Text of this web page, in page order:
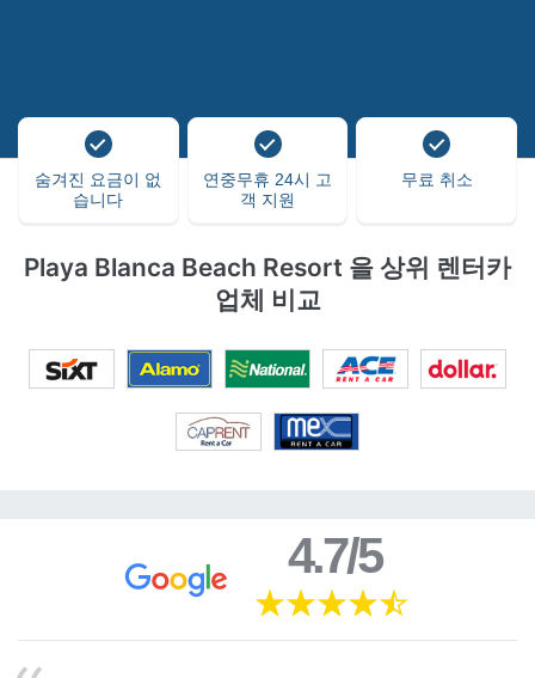
숨겨진 요금이 없
습니다
연중무휴 24시 고
객 지원
무료 취소
Playa Blanca Beach Resort 을 상위 렌터카
업체 비교
4.7/5